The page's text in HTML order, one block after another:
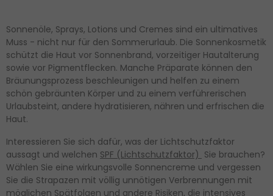
Sonnenöle, Sprays, Lotions und Cremes sind ein ultimatives
Muss - nicht nur für den Sommerurlaub. Die Sonnenkosmetik
schützt die Haut vor Sonnenbrand, vorzeitiger Hautalterung
sowie vor Pigmentflecken. Manche Präparate können den
Bräunungsprozess beschleunigen und helfen zu einem
schön gebräunten Körper und zu einem verführerischen
Urlaubsteint, andere hydratisieren, nähren und erfrischen die
Haut.
Interessieren Sie sich dafür, was der Lichtschutzfaktor
aussagt und welchen SPF (Lichtschutzfaktor) Sie brauchen?
Wählen Sie eine wirkungsvolle Sonnencreme und vergessen
Sie die Strapazen mit völlig unnötigen Verbrennungen mit
möglichen Spätfolgen und andere Risiken, die intensives